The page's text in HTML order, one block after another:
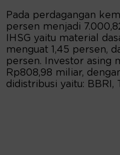
Pada perdagangan
persen menjadi
IHSG yaitu material
menguat 1,45 persen,
persen. Investor asing
Rp808,98 miliar,
didistribusi yaitu: BBRI,